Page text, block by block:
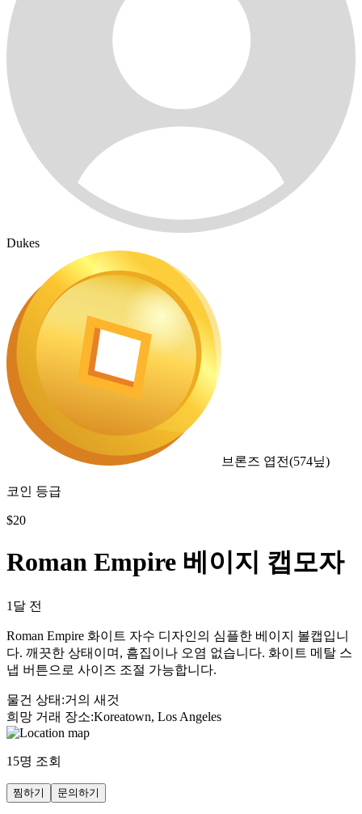
Dukes
브론즈 엽전(574닢)
코인 등급
$20
Roman Empire 베이지 캡모자
1달 전
Roman Empire 화이트 자수 디자인의 심플한 베이지 볼캡입니
다. 깨끗한 상태이며, 흠집이나 오염 없습니다. 화이트 메탈 스
냅 버튼으로 사이즈 조절 가능합니다.
물건 상태 :거의 새것
희망 거래 장소:Koreatown, Los Angeles
15명 조회
찜하기 문의하기